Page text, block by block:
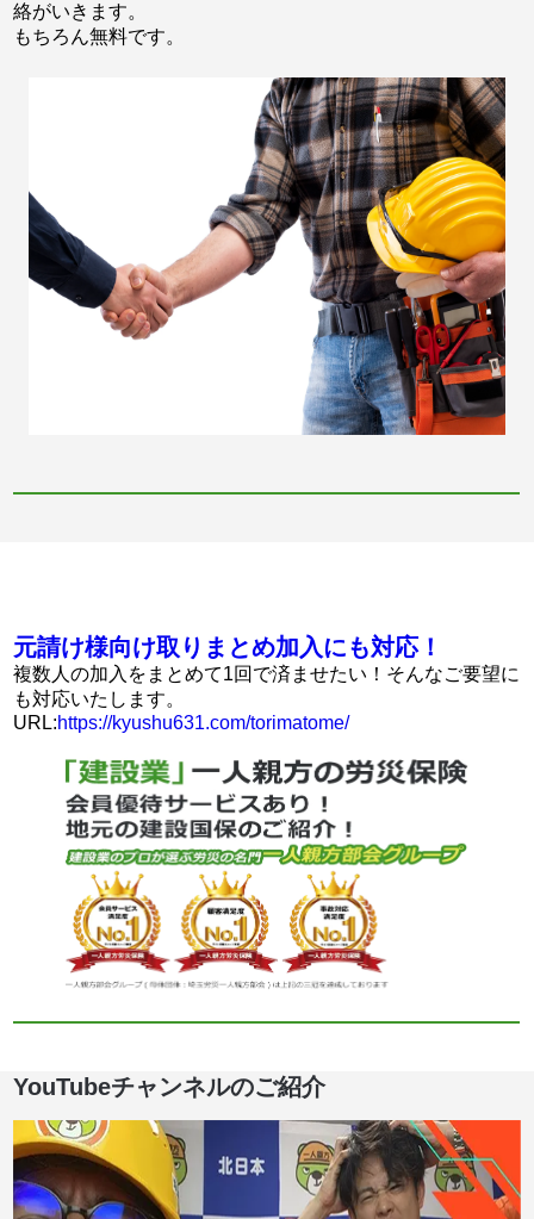
絡がいきます。
もちろん無料です。
元請け様向け取りまとめ加入にも対応！
複数人の加入をまとめて1回で済ませたい！そんなご要望に
も対応いたします。
URL:https://kyushu631.com/torimatome/
YouTubeチャンネルのご紹介